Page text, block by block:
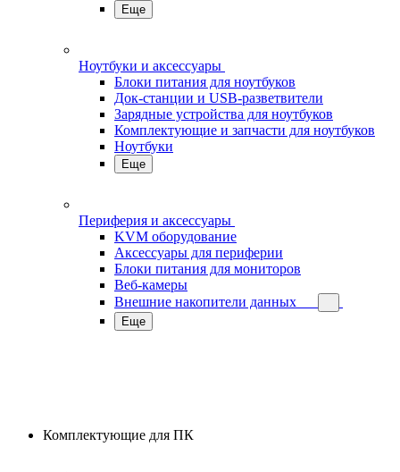
Еще
Ноутбуки и аксессуары
Блоки питания для ноутбуков
Док-станции и USB-разветвители
Зарядные устройства для ноутбуков
Комплектующие и запчасти для ноутбуков
Ноутбуки
Еще
Периферия и аксессуары
KVM оборудование
Аксессуары для периферии
Блоки питания для мониторов
Веб-камеры
Внешние накопители данных
Еще
Комплектующие для ПК